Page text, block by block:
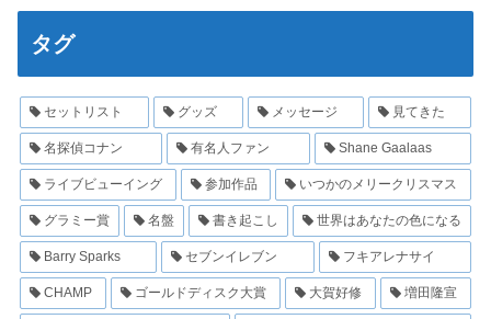
タグ
セットリスト グッズ メッセージ 見てきた
名探偵コナン 有名人ファン Shane Gaalaas
ライブビューイング 参加作品 いつかのメリークリスマス
グラミー賞 名盤 書き起こし 世界はあなたの色になる
Barry Sparks セブンイレブン フキアレナサイ
CHAMP ゴールドディスク大賞 大賀好修 増田隆宣